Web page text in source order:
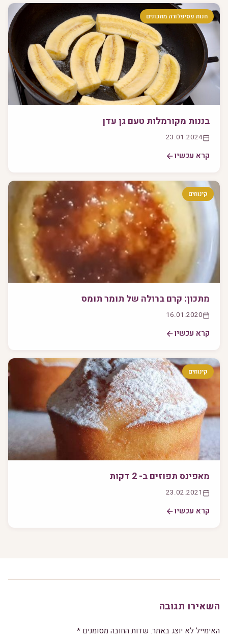
חנות פסיפלורה מתכונים
בננות מקורמלות טעם גן עדן
23.01.2024
קרא עכשיו
קינוחים
מתכון: קרם ברולה של תומר תומס
16.01.2020
קרא עכשיו
קינוחים
מאפינס תפוזים ב- 2 דקות
23.02.2021
קרא עכשיו
השאירו תגובה
האימייל לא יוצג באתר. שדות החובה מסומנים *